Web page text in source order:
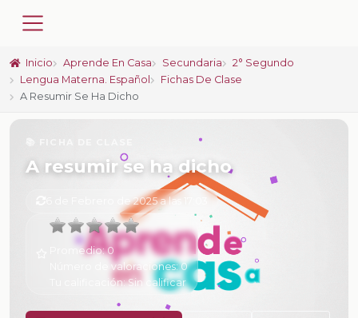
Inicio Aprende En Casa Secundaria
2° Segundo
Lengua Materna. Español
Fichas De Clase
A Resumir Se Ha Dicho
A resumir se ha dicho
6 de Febrero de 2025 a las 17:03
Promedio:0
Número de valoraciones:0
Tu calificación:Sin calificar